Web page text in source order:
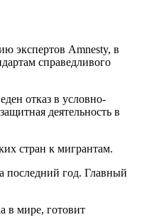
экспертов Amnesty, в
справедливого
отказ в условно-
деятельность в
стран к мигрантам.
последний год. Главный
в мире, готовит